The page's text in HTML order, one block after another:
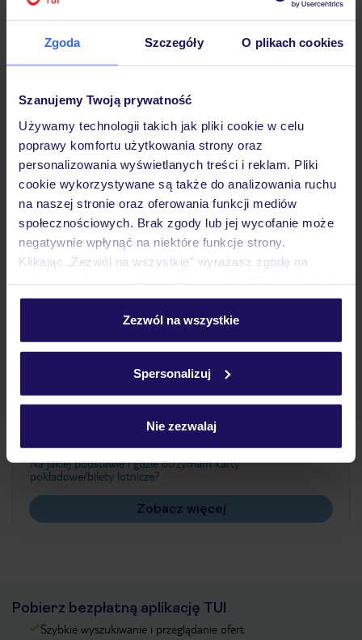
Zgoda Szczegóły O plikach cookies
Szanujemy Twoją prywatność
Używamy technologii takich jak pliki cookie w celu
poprawy komfortu użytkowania strony oraz
personalizowania wyświetlanych treści i reklam. Pliki
cookie wykorzystywane są także do analizowania ruchu
na naszej stronie oraz oferowania funkcji mediów
społecznościowych. Brak zgody lub jej wycofanie może
negatywnie wpłynąć na niektóre funkcje strony.
Klikając „Zezwól na wszystkie” wyrażasz zgodę na
personalizować swój wybór wchodząc w zakładkę
Szczegółowe informacje o plikach cookie znajdziesz
Zezwól na wszystkie
Spersonalizuj
Nie zezwalaj
Hotel
Pokoje
Wyżywienie
Atrakcje
Ważne informacje
Często zadawane pytania
Jak zmienić uczestników/osobę zgłaszającą?
Na jakiej podstawie i gdzie otrzymam karty
pokładowe/bilety lotnicze?
Zobacz więcej
Pobierz bezpłatną aplikację TUI
Szybkie wyszukiwanie i przeglądanie ofert